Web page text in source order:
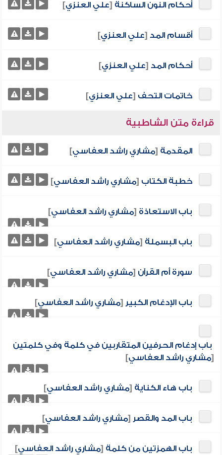
أحكام النون الساكنة [علي العنزي]
أقسام المد [علي العنزي]
أحكام المد [علي العنزي]
خاتمات التحف [علي العنزي]
قراءة متن الشاطبية
المقدمة [مشاري راشد العفاسي]
خطبة الكتاب [مشاري راشد العفاسي]
باب الاستعاذة [مشاري راشد العفاسي]
باب البسملة [مشاري راشد العفاسي]
سورة أم القرآن [مشاري راشد العفاسي]
باب الإدغام الكبير [مشاري راشد العفاسي]
باب إدغام الحرفين المتقاربين في كلمة وفي كلمتين
[مشاري راشد العفاسي]
باب هاء الكناية [مشاري راشد العفاسي]
باب المد والقصر [مشاري راشد العفاسي]
باب الهمزتين من كلمة [مشاري راشد العفاسي]